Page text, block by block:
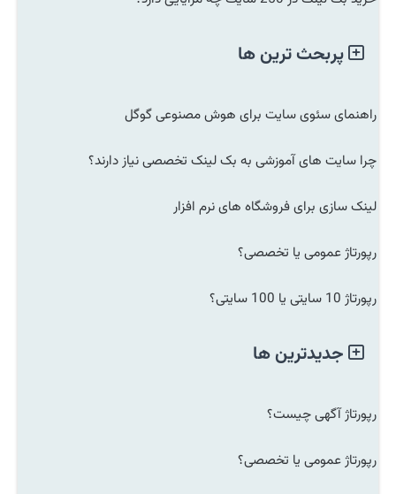
پربحث ترین ها
راهنمای سئوی سایت برای هوش مصنوعی گوگل
چرا سایت های آموزشی به بک لینک تخصصی نیاز دارند؟
لینک سازی برای فروشگاه های نرم افزار
رپورتاژ عمومی یا تخصصی؟
رپورتاژ 10 سایتی یا 100 سایتی؟
جدیدترین ها
رپورتاژ آگهی چیست؟
رپورتاژ عمومی یا تخصصی؟